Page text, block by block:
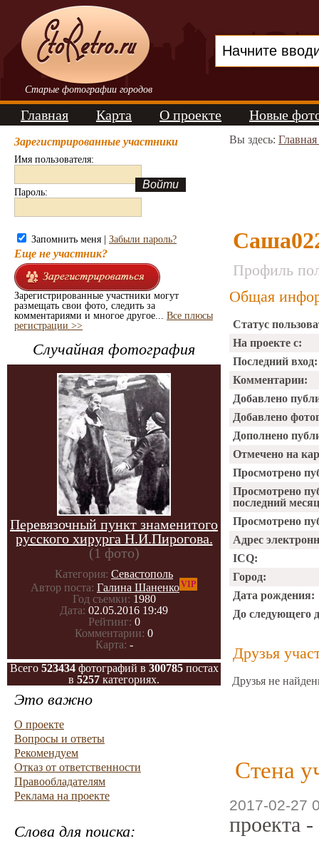
Старые фотографии городов
Главная Карта О проекте Новые
Зарегистрированные участники
Имя пользователя:
Пароль:
Запомнить меня | Забыли пароль?
Еще не участник?
Зарегистрированные участники могут
размещать свои фото, следить за
комментариями и многое другое... Все плюсы
регистрации >>
Случайная фотография
Перевязочный пункт знаменитого
русского хирурга Н.И.Пирогова.
(1 фото)
Категория: Севастополь
Автор поста: Галина ШаненкоVIP
Год съемки: 1980
Дата: 02.05.2016 19:49
Рейтинг: 0
Комментарии: 0
Карта: -
Всего 523434фотографий в 300785постах
в 5257 категориях.
Это важно
О проекте
Вопросы и ответы
Рекомендуем
Отказ от ответственности
Правообладателям
Реклама на проекте
Слова для поиска:
Вы здесь:
Профиль
Общая
Статус
На проекте с:
Последний вход:
Комментарии:
Добавлено
Добавлено
Дополнено
Отмечено на
Просмотрено
Просмотрено
последний
Просмотрено
Адрес
ICQ:
Город:
Дата рождения:
До следующего
Друзья
Друзья не
Стена
2017-02-27
проекта